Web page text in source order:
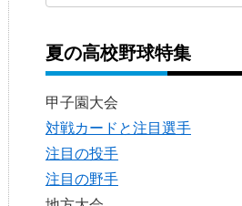
夏の高校野球特集
甲子園大会
対戦カードと注目選手
注目の投手
注目の野手